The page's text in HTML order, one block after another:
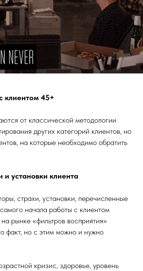
клиентом 45+
от классической методологии
других категорий клиентов, но
на которые необходимо обратить
и установки клиента
страхи, установки, перечисленные
начала работы с клиентом
рынке «фильтров восприятия»
факт, но с этим можно и нужно
кризис, здоровье, уровень